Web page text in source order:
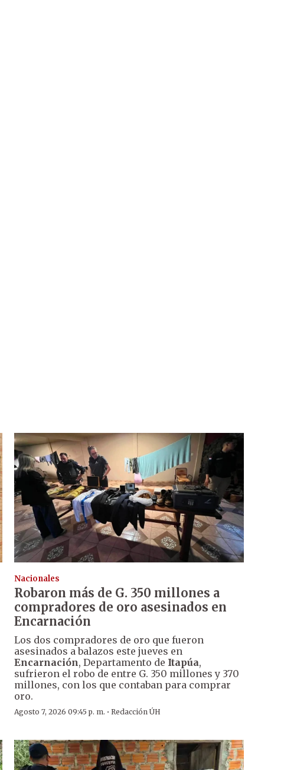
Nacionales
Robaron más de G. 350 millones a
compradores de oro asesinados en
Encarnación
Los dos compradores de oro que fueron
asesinados a balazos este jueves en
Encarnación, Departamento de Itapúa,
sufrieron el robo de entre G. 350 millones y 370
millones, con los que contaban para comprar
oro.
Agosto 7, 2026 09:45 p. m. · Redacción ÚH